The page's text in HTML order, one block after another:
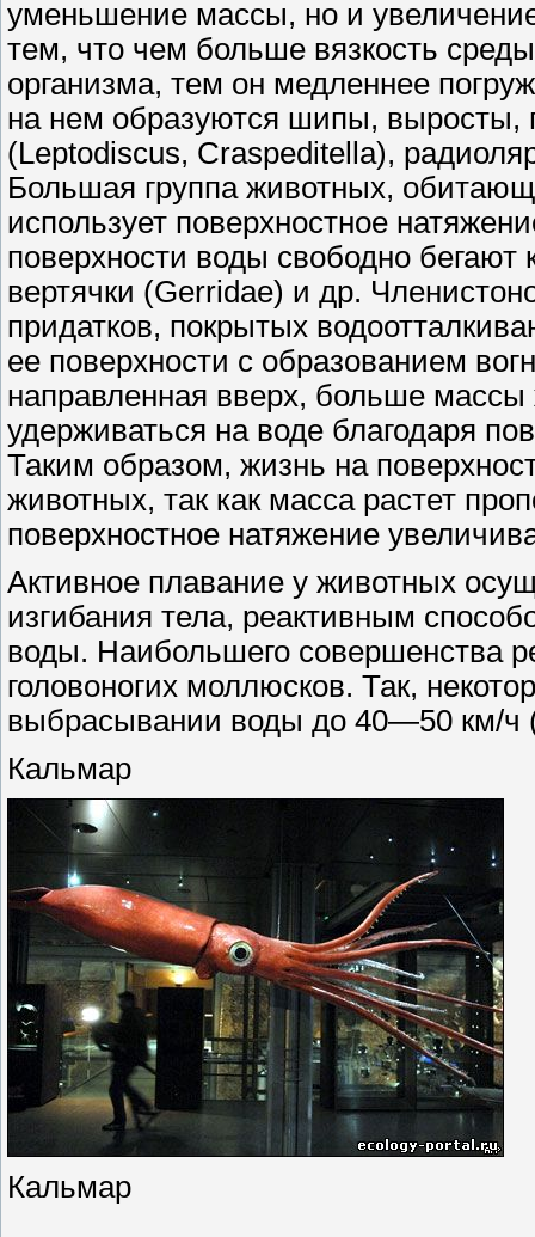
уменьшение массы, но и
тем, что чем больше вязкость
организма, тем он медленнее
на нем образуются шипы, выросты,
(Leptodiscus, Craspeditella),
Большая группа животных,
использует поверхностное
поверхности воды свободно
вертячки (Gerridae) и др.
придатков, покрытых
ее поверхности с образованием
направленная вверх, больше массы
удерживаться на воде благодаря
Таким образом, жизнь на
животных, так как масса растет
поверхностное натяжение
Активное плавание у животных
изгибания тела, реактивным
воды. Наибольшего совершенства
головоногих моллюсков. Так,
выбрасывании воды до 40—50 км/ч
Кальмар
Кальмар